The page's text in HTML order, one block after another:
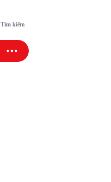
Tìm kiếm
SAO SPORT